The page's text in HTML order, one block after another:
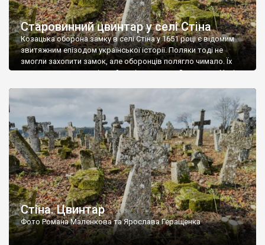
Старовинний цвинтар у селі Стіна
Козацька оборона замку в селі Стіна у 1651 році є відомим
звитяжним епізодом української історії. Поляки тоді не
змогли захопити замок, але оборонців полягло чимало. Їх
поховали на цвинтарі, який тоді називався Замковим. Нині на
ньому чимало хрестів 19 століття, є такі, де епітафії стер […]
Стіна. Цвинтар
Фото Романа Маленкова та Ярослава Геращенка